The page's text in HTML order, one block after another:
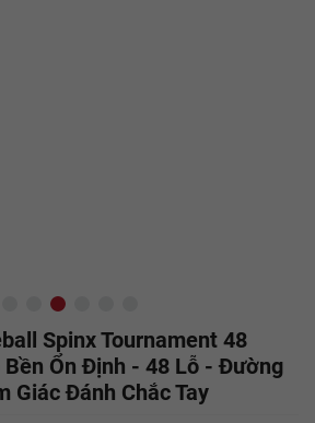
Spinx Tournament 48
Ổn Định - 48 Lỗ - Đường
Giác Đánh Chắc Tay